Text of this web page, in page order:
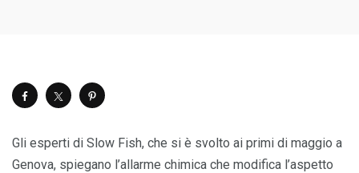
Gli esperti di Slow Fish, che si è svolto ai primi di maggio a
Genova, spiegano l’allarme chimica che modifica l’aspetto